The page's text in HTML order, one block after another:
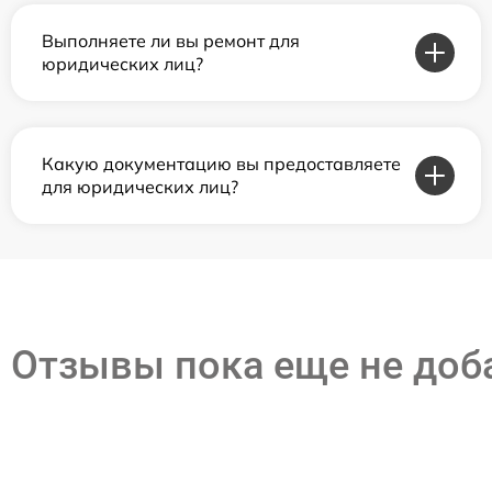
Выполняете ли вы ремонт для
юридических лиц?
Какую документацию вы предоставляете
для юридических лиц?
Отзывы пока еще не